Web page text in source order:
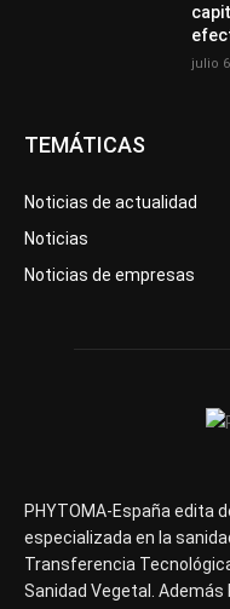
julio
TEMÁTICAS
Noticias de actualidad
Noticias
Noticias de empresas
PHYTOMA-España edita
especializada en la
Transferencia
Sanidad Vegetal. Además